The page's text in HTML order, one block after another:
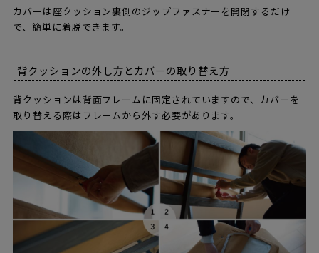
カバーは座クッション裏側のジップファスナーを開閉するだけ
で、簡単に着脱できます。
背クッションの外し方とカバーの取り替え方
背クッションは背面フレームに固定されていますので、カバーを
取り替える際はフレームから外す必要があります。